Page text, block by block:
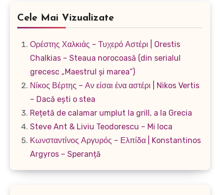
Cele Mai Vizualizate
Ορέστης Χαλκιάς – Τυχερό Αστέρι | Orestis
Chalkias – Steaua norocoasă (din serialul
grecesc „Maestrul și marea”)
Νίκος Βέρτης – Αν είσαι ένα αστέρι | Nikos Vertis
– Dacă ești o stea
Rețetă de calamar umplut la grill, a la Grecia
Steve Ant & Liviu Teodorescu – Mi loca
Κωνσταντίνος Αργυρός – Ελπίδα | Konstantinos
Argyros – Speranță